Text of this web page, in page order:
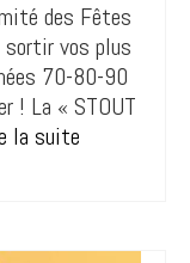
des Fêtes
sortir vos plus
70-80-90
! La « STOUT
la suite­­